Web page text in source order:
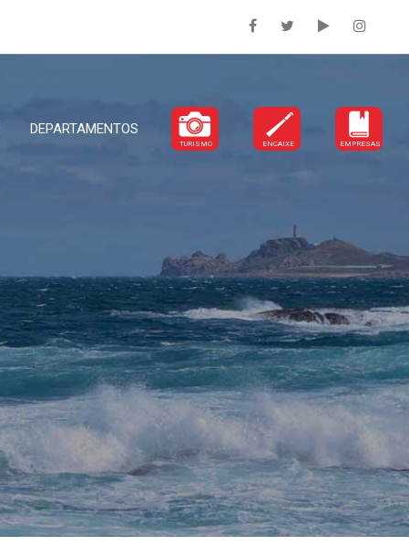
DEPARTAMENTOS
TURISMO ENCAIXE EMPRESAS